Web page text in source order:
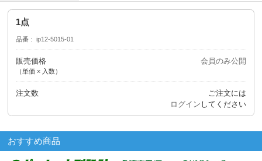
1点
品番 ip12-5015-01
販売価格
（単価 × 入数）
会員のみ公開
注文数
ご注文には
ログイン してください
おすすめ商品